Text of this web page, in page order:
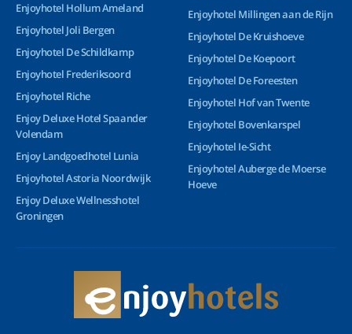
Enjoyhotel Hollum Ameland
Enjoyhotel Joli Bergen
Enjoyhotel De Schildkamp
Enjoyhotel Frederiksoord
Enjoyhotel Riche
Enjoy Deluxe Hotel Spaander
Volendam
Enjoy Landgoedhotel Lunia
Enjoyhotel Astoria Noordwijk
Enjoy Deluxe Wellnesshotel
Groningen
Enjoyhotel Millingen aan de Rijn
Enjoyhotel De Kruishoeve
Enjoyhotel De Koepoort
Enjoyhotel De Foreesten
Enjoyhotel Hof van Twente
Enjoyhotel Bovenkarspel
Enjoyhotel Ie-Sicht
Enjoyhotel Auberge de Moerse
Hoeve